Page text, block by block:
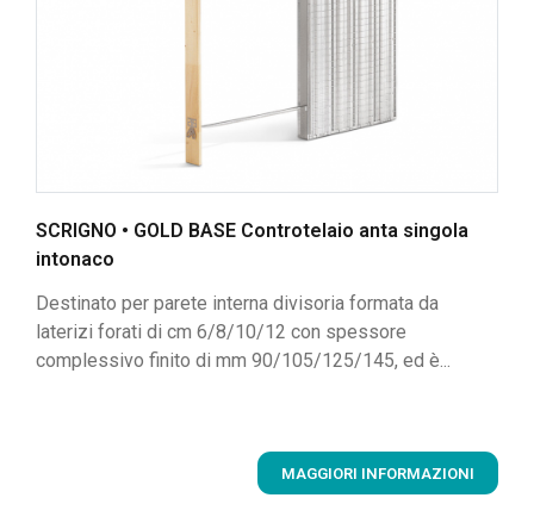
SCRIGNO • GOLD BASE Controtelaio anta singola
intonaco
Destinato per parete interna divisoria formata da
laterizi forati di cm 6/8/10/12 con spessore
complessivo finito di mm 90/105/125/145, ed è...
MAGGIORI INFORMAZIONI